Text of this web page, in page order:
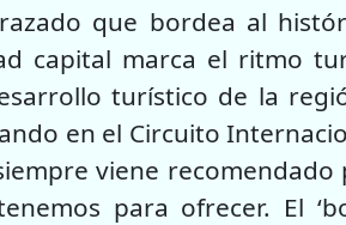
que bordea al
capital marca el ritmo
turístico de la
en el Circuito
viene
para ofrecer. El